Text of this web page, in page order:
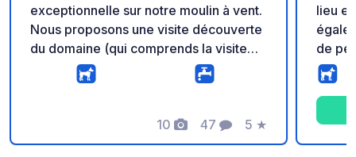
exceptionnelle sur notre moulin à vent.
Nous proposons une visite découverte
du domaine (qui comprends la visite
guidée du moulin à vent, du musée
vitivinicole, du domaine et la
jus de raisin du domaine). Tout près de
notre petit élevage de porcs noirs,
10
Photos
47
Commentaires
5
Note
★
lieu
de
face